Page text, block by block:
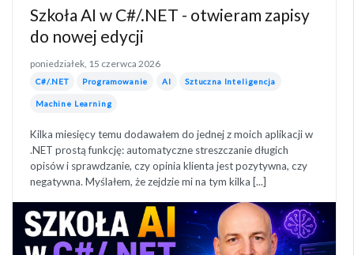
Szkoła AI w C#/.NET - otwieram zapisy
do nowej edycji
poniedziałek, 15 czerwca 2026
C#/.NET Programowanie AI Sztuczna Inteligencja
Machine Learning
Kilka miesięcy temu dodawałem do jednej z moich aplikacji w
.NET prostą funkcję: automatyczne streszczanie długich
opisów i sprawdzanie, czy opinia klienta jest pozytywna, czy
negatywna. Myślałem, że zejdzie mi na tym kilka [...]